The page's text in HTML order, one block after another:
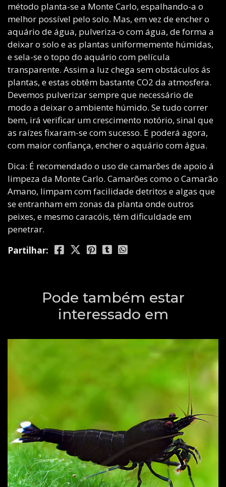
método planta-se a Monte Carlo, espalhando-a o
melhor possível pelo solo. Mas, em vez de encher o
aquário de água, pulveriza-o com água, de forma a
deixar o solo e as plantas uniformemente húmidas,
e sela-se o topo do aquário com película
transparente. Assim a luz chega sem obstáculos ás
plantas, e estas obtêm bastante CO2 da atmosfera.
Devemos pulverizar sempre que necessário de
modo a deixar o ambiente húmido. Se tudo correr
bem, irá verificar um crescimento notório, sinal que
as raízes fixaram-se com sucesso. E poderá agora,
com maior confiança, encher o aquário com água.
Dica: É recomendado o uso de camarões de apoio á
limpeza da Monte Carlo. Camarões como o Camarão
Amano, limpam com facilidade detritos e algas que
se entranham em zonas da planta onde outros
peixes, e mesmo caracóis, têm dificuldade em
penetrar.
Partilhar:
Pode também estar
interessado em